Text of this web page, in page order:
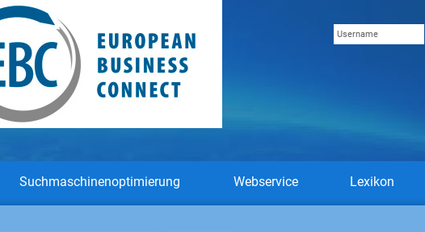
Suchmaschinenoptimierung Webservice Lexikon